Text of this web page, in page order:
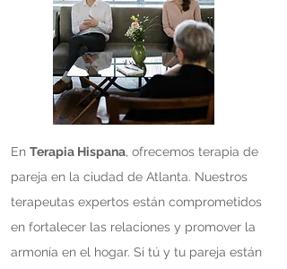
En Terapia Hispana, ofrecemos terapia de
pareja en la ciudad de Atlanta. Nuestros
terapeutas expertos están comprometidos
en fortalecer las relaciones y promover la
armonía en el hogar. Si tú y tu pareja están